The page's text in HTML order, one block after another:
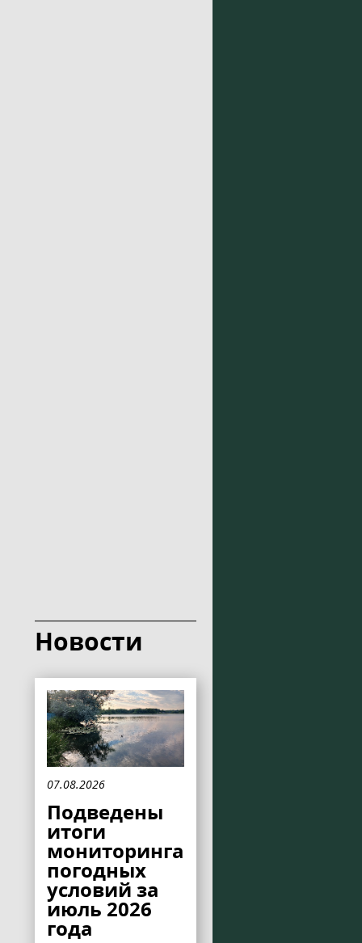
Новости
07.08.2026
Подведены
итоги
мониторинга
погодных
условий за
июль 2026
года